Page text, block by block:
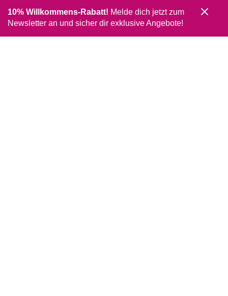
10% Willkommens-Rabatt! Melde dich jetzt zum
Newsletter an und sicher dir exklusive Angebote!